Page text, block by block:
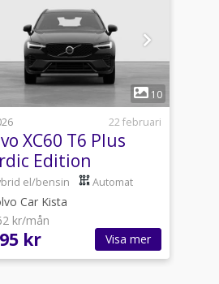
1
10
22 februari
XC60 T6 Plus
Edition
9995
el/bensin Automat
Car Kista
kr/mån
kr Visa mer